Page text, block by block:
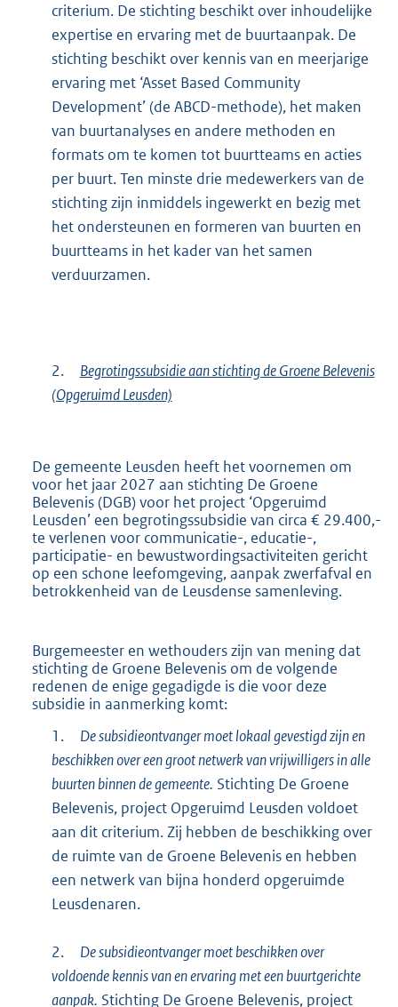
criterium. De stichting beschikt over inhoudelijke
expertise en ervaring met de buurtaanpak. De
stichting beschikt over kennis van en meerjarige
ervaring met ‘Asset Based Community
Development’ (de ABCD-methode), het maken
van buurtanalyses en andere methoden en
formats om te komen tot buurtteams en acties
per buurt. Ten minste drie medewerkers van de
stichting zijn inmiddels ingewerkt en bezig met
het ondersteunen en formeren van buurten en
buurtteams in het kader van het samen
verduurzamen.
2.
Begrotingssubsidie aan stichting de Groene Belevenis
(Opgeruimd Leusden)
De gemeente Leusden heeft het voornemen om
voor het jaar 2027 aan stichting De Groene
Belevenis (DGB) voor het project ‘Opgeruimd
Leusden’ een begrotingssubsidie van circa € 29.400,-
te verlenen voor communicatie-, educatie-,
participatie- en bewustwordingsactiviteiten gericht
op een schone leefomgeving, aanpak zwerfafval en
betrokkenheid van de Leusdense samenleving.
Burgemeester en wethouders zijn van mening dat
stichting de Groene Belevenis om de volgende
redenen de enige gegadigde is die voor deze
subsidie in aanmerking komt:
1.
De subsidieontvanger moet lokaal gevestigd zijn en
beschikken over een groot netwerk van vrijwilligers in alle
buurten binnen de gemeente. Stichting De Groene
Belevenis, project Opgeruimd Leusden voldoet
aan dit criterium. Zij hebben de beschikking over
de ruimte van de Groene Belevenis en hebben
een netwerk van bijna honderd opgeruimde
Leusdenaren.
2.
De subsidieontvanger moet beschikken over
voldoende kennis van en ervaring met een buurtgerichte
aanpak. Stichting De Groene Belevenis, project